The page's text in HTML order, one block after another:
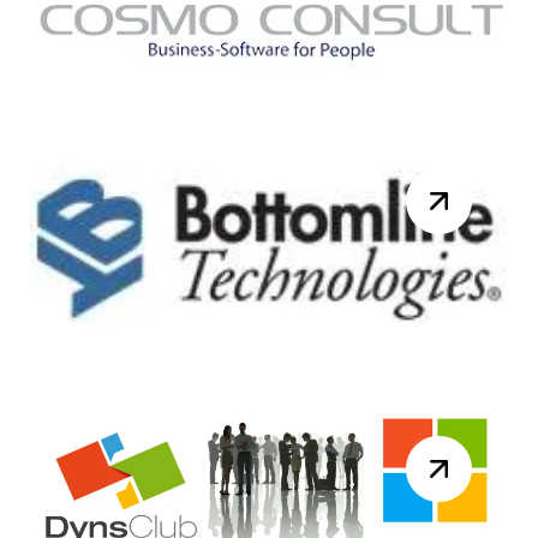
2015 pour la réunion du DynsClub
NAV. Au programme de la journée :
10h00 – Accue...Lire la suite
Knk Ingénierie France
rejoint le groupe COSMO
CONSULT.
Berlin/Paris, 17 juin 2015, Le groupe
COSMO CONSULT, partenaire ERP
Webinar Bottomline
Technologies dédié au
traitement des factures